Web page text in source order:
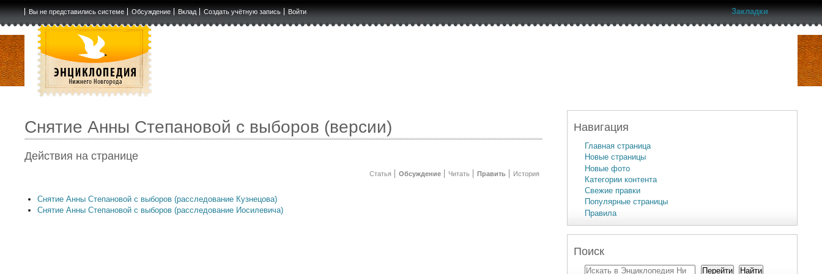
Вы не представились системе Обсуждение Вклад Создать учётную запись Войти Закладки
Снятие Анны Степановой с выборов (версии)
Действия на странице
Статья Обсуждение Читать Править История
Снятие Анны Степановой с выборов (расследование Кузнецова)
Снятие Анны Степановой с выборов (расследование Иосилевича)
Навигация
Главная страница
Новые страницы
Новые фото
Категории контента
Свежие правки
Популярные страницы
Правила
Поиск